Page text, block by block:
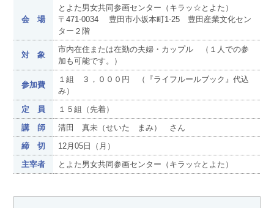
会 場
とよた男女共同参画センター（キラッ☆とよた）
〒471-0034 豊田市小坂本町1-25 豊田産業文化セン
ター２階
対 象
市内在住または在勤の夫婦・カップル （１人での参
加も可能です。）
参加費
１組 ３，０００円 （『ライフルールブック』代込
み）
定 員
１５組（先着）
講 師
清田 真未（せいた まみ） さん
締 切
12月05日（月）
主宰者
とよた男女共同参画センター（キラッ☆とよた）